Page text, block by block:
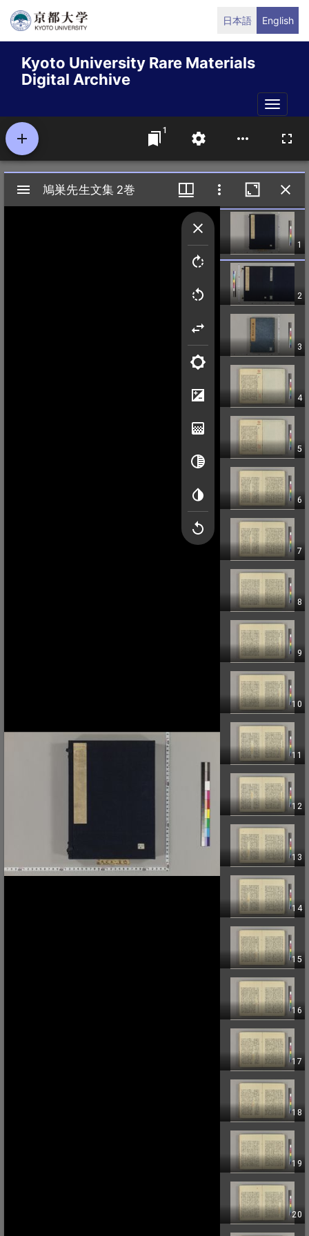
Skip
content
日本語 English
Kyoto University Rare Materials
Digital Archive
Toggle